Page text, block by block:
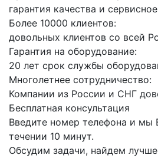
гарантия качества и
Более 10000 клиентов:
довольных клиентов со всей
Гарантия на оборудование:
20 лет срок службы
Многолетнее сотрудничество:
Компании из России и СНГ
Бесплатная консультация
Введите номер телефона и мы
течении 10 минут.
Обсудим задачи, найдем